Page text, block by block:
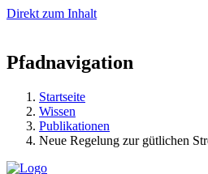
Direkt zum Inhalt
Pfadnavigation
Startseite
Wissen
Publikationen
Neue Regelung zur gütlichen